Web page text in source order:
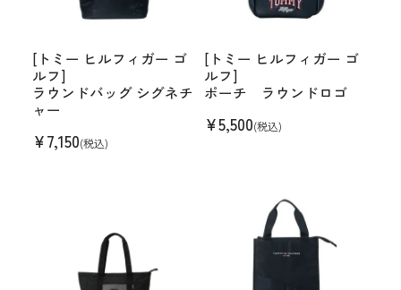
[トミー ヒルフィガー ゴ
ルフ]
ラウンドバッグ シグネチ
ャー
¥7,150(税込)
[トミー ヒルフィガー ゴ
ルフ]
ポーチ ラウンドロゴ
¥5,500(税込)